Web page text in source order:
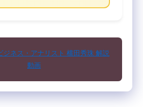
ジネス・アナリスト 横田秀珠 解説
動画